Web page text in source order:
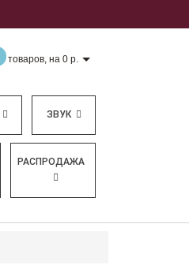
товаров, на 0 р.
ЗВУК
РАСПРОДАЖА